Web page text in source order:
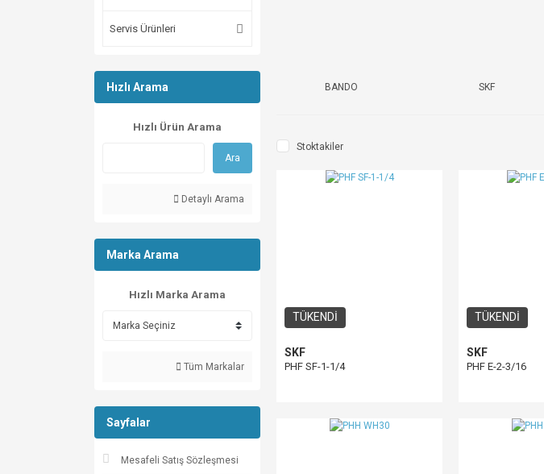
Servis Ürünleri
Hızlı Arama
Hızlı Ürün Arama
Ara
Detaylı Arama
Marka Arama
Hızlı Marka Arama
Tüm Markalar
Sayfalar
Mesafeli Satış Sözleşmesi
BANDO SKF
Stoktakiler
TÜKENDİ
SKF
PHF SF-1-1/4
TÜKENDİ
SKF
PHF E-2-3/16